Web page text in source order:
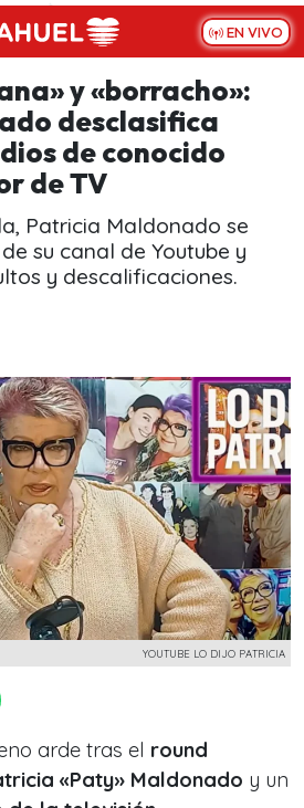
EN VIVO
y «borracho»:
desclasifica
de conocido
de TV
Patricia Maldonado se
su canal de Youtube y
y descalificaciones.
YOUTUBE LO DIJO PATRICIA
arde tras el round
«Paty» Maldonado y un